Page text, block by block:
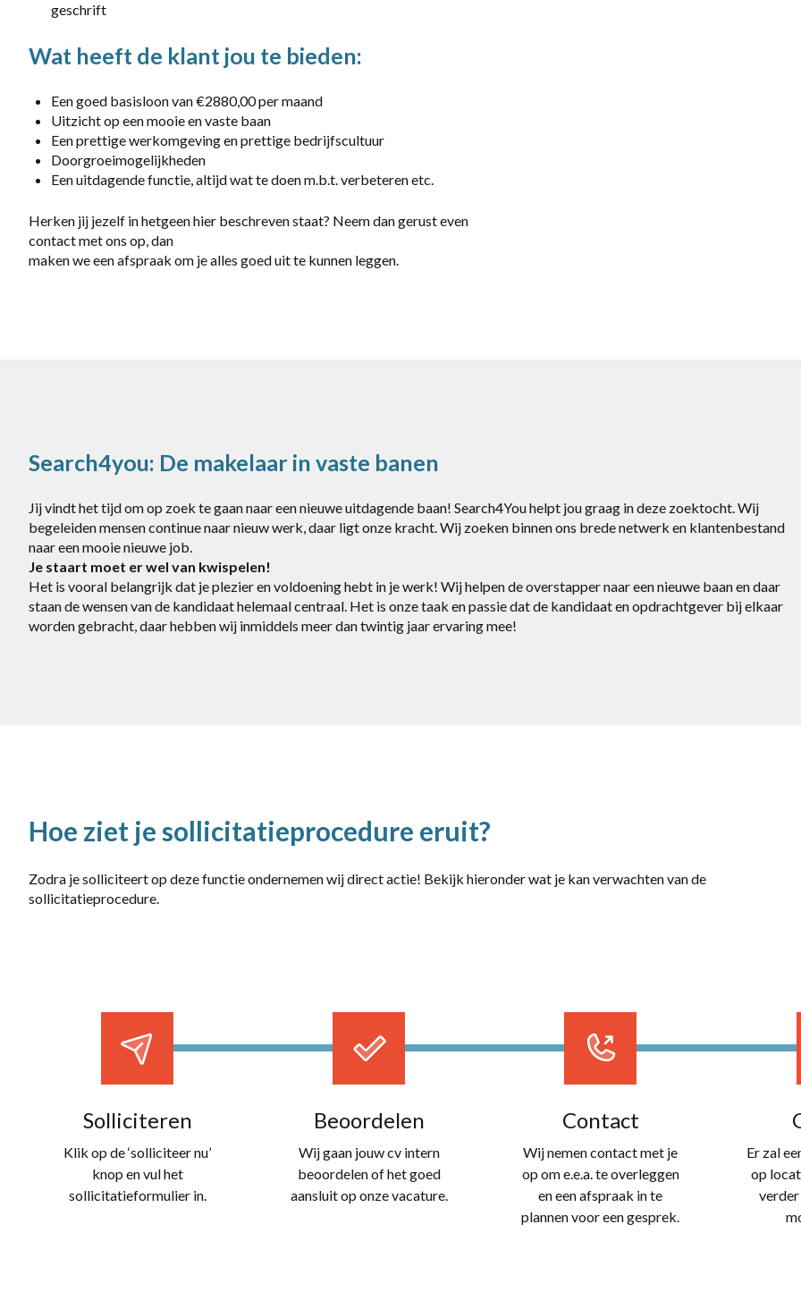
geschrift
Wat heeft de klant jou te bieden:
Een goed basisloon van €2880,00 per maand
Uitzicht op een mooie en vaste baan
Een prettige werkomgeving en prettige bedrijfscultuur
Doorgroeimogelijkheden
Een uitdagende functie, altijd wat te doen m.b.t. verbeteren etc.
Herken jij jezelf in hetgeen hier beschreven staat? Neem dan gerust even
contact met ons op, dan
maken we een afspraak om je alles goed uit te kunnen leggen.
Search4you: De makelaar in vaste banen
Jij vindt het tijd om op zoek te gaan naar een nieuwe uitdagende baan! Search4You helpt jou graag in deze zoektocht. Wij
begeleiden mensen continue naar nieuw werk, daar ligt onze kracht. Wij zoeken binnen ons brede netwerk en klantenbestand
naar een mooie nieuwe job.
Je staart moet er wel van kwispelen!
Het is vooral belangrijk dat je plezier en voldoening hebt in je werk! Wij helpen de overstapper naar een nieuwe baan en daar
staan de wensen van de kandidaat helemaal centraal. Het is onze taak en passie dat de kandidaat en opdrachtgever bij elkaar
worden gebracht, daar hebben wij inmiddels meer dan twintig jaar ervaring mee!
Hoe ziet je sollicitatieprocedure eruit?
Zodra je solliciteert op deze functie ondernemen wij direct actie! Bekijk hieronder wat je kan verwachten van de
sollicitatieprocedure.
Solliciteren
Klik op de ‘solliciteer nu’
knop en vul het
sollicitatieformulier in.
Beoordelen
Wij gaan jouw cv intern
beoordelen of het goed
aansluit op onze vacature.
Contact
Wij nemen contact met je
op om e.e.a. te overleggen
en een afspraak in te
plannen voor een gesprek.
Er zal
op